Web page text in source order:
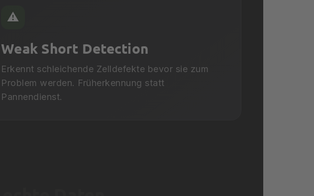
⚠️
Weak Short Detection
Erkennt schleichende Zelldefekte bevor sie zum
Problem werden. Früherkennung statt
Pannendienst.